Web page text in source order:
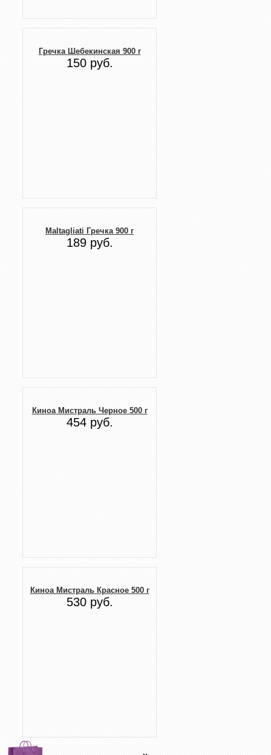
Гречка Шебекинская 900 г
150 руб.
Maltagliati Гречка 900 г
189 руб.
Киноа Мистраль Черное 500 г
454 руб.
Киноа Мистраль Красное 500 г
530 руб.